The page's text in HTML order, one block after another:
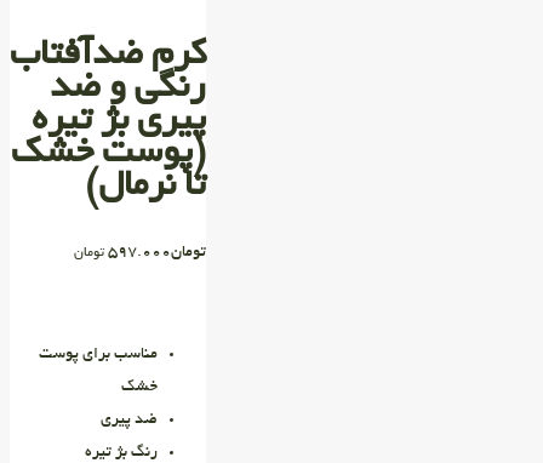
کرم ضدآفتاب
رنگی و ضد
پیری بژ تیره
(پوست خشک
تا نرمال)
تومان597.000 تومان
مناسب برای پوست
خشک
ضد پیری
رنگ بژ تیره